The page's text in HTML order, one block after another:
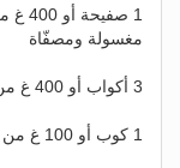
مغسولة ومصفّاة
3 أكواب أو 400 غ من معكرونة البنّه
1 كوب أو 100 غ من جبنة التشيدر٬ مبشورة